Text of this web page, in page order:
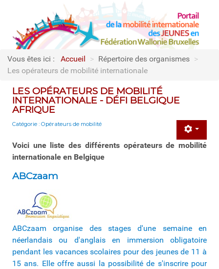
Vous êtes ici : Accueil > Répertoire des organismes >
Les opérateurs de mobilité internationale
LES OPÉRATEURS DE MOBILITÉ
INTERNATIONALE - DÉFI BELGIQUE
AFRIQUE
Catégorie : Opérateurs de mobilité
Voici une liste des différents opérateurs de mobilité
internationale en Belgique
ABCzaam
ABCzaam organise des stages d'une semaine en
néerlandais ou d'anglais en immersion obligatoire
pendant les vacances scolaires pour des jeunes de 11 à
15 ans. Elle offre aussi la possibilité de s'inscrire pour